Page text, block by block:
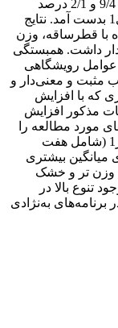
بدست آمد. بیشترین و کمترین بازده اسانس با 9/4 و 2/1 درصد
به‌ترتیب در جمعیت‌های درود نیشابور و فریزی1 بدست آمد. نتایج
با قطرساقه، وزن
داشت. همبستگی
رویشگاهی
مثبت و معنی‌دار و
که با افزایش
مذکور افزایش
مورد مطالعه را
در دو گروه مجزا قرار داد. جمعیت‌های کلاستر1 (شامل هفت
میانگین بیشتری
وزن تر و خشک
تنوع بالا در
به‌نژادی